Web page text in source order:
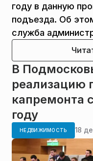
году в данную
подъезда. Об
служба
В
реализацию
капремонта
году
НЕДВИЖИМОСТЬ 18